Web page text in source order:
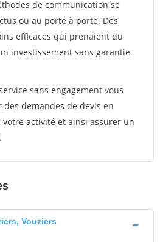
de communication se
ou au porte à porte. Des
efficaces qui prenaient du
investissement sans garantie
sans engagement vous
demandes de devis en
activité et ainsi assurer un
Vouziers